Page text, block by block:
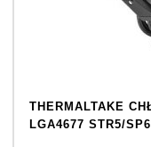
THERMALTAKE
LGA4677 STR5/